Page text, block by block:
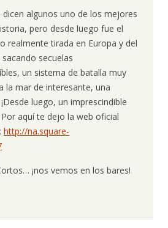
algunos uno de los mejores
pero desde luego fue el
realmente tirada en Europa y del
secuelas
un sistema de batalla muy
la mar de interesante, una
luego, un imprescindible
Por aquí te dejo la web oficial
http://na.square-
¡nos vemos en los bares!